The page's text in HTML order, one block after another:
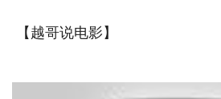
【越哥说电影】